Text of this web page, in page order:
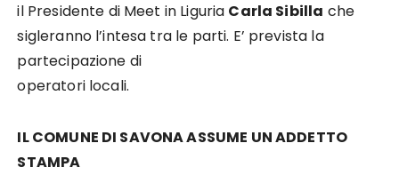
il Presidente di Meet in Liguria Carla Sibilla che
sigleranno l’intesa tra le parti. E’ prevista la
partecipazione di
operatori locali.
IL COMUNE DI SAVONA ASSUME UN ADDETTO
STAMPA